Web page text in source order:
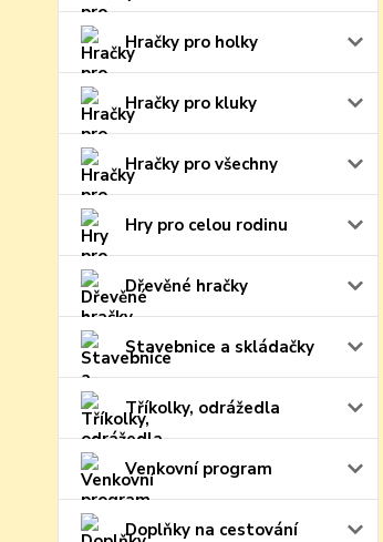
Hračky pro holky
Hračky pro kluky
Hračky pro všechny
Hry pro celou rodinu
Dřevěné hračky
Stavebnice a skládačky
Tříkolky, odrážedla
Venkovní program
Doplňky na cestování